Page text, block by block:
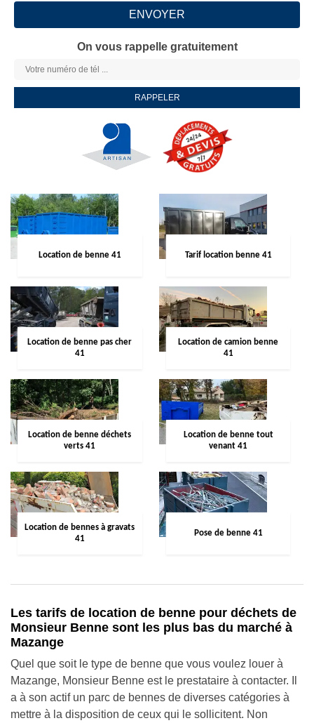
On vous rappelle gratuitement
Location de benne 41 Tarif location benne 41
Location de benne pas cher
41
Location de camion benne
41
Location de benne déchets
verts 41
Location de benne tout
venant 41
Location de bennes à gravats
41
Pose de benne 41
Les tarifs de location de benne pour déchets de
Monsieur Benne sont les plus bas du marché à
Mazange
Quel que soit le type de benne que vous voulez louer à
Mazange, Monsieur Benne est le prestataire à contacter. Il
a à son actif un parc de bennes de diverses catégories à
mettre à la disposition de ceux qui le sollicitent. Non